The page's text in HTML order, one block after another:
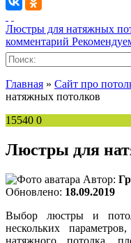
Люстры для натяжных
комментарий
Главная » Сайт про
натяжных потолков
15540 0
Люстры для
Автор:
Обновлено: 18.09.2019
Выбор люстры и
нескольких
натяжного потолка,